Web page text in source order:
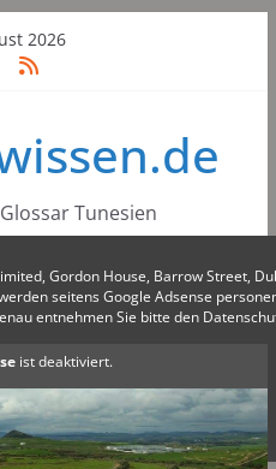
2026
Tunesien
Gordon House, Barrow Street,
seitens Google Adsense
entnehmen Sie bitte den
ist deaktiviert.